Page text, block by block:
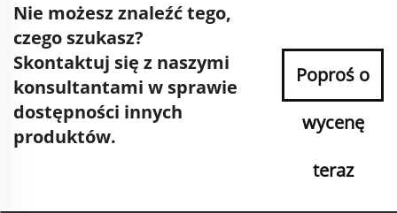
Nie możesz znaleźć tego,
czego szukasz?
Skontaktuj się z naszymi
konsultantami w sprawie
dostępności innych
produktów.
Poproś o
wycenę
teraz